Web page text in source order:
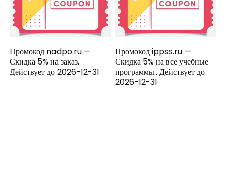
Промокод nadpo.ru —
Скидка 5% на заказ.
Действует до 2026-12-31
Промокод ippss.ru —
Скидка 5% на все учебные
программы.. Действует до
2026-12-31